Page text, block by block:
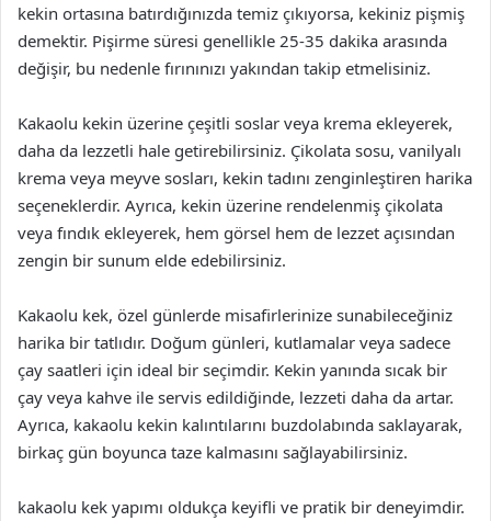
kekin ortasına batırdığınızda temiz çıkıyorsa, kekiniz pişmiş
demektir. Pişirme süresi genellikle 25-35 dakika arasında
değişir, bu nedenle fırınınızı yakından takip etmelisiniz.
Kakaolu kekin üzerine çeşitli soslar veya krema ekleyerek,
daha da lezzetli hale getirebilirsiniz. Çikolata sosu, vanilyalı
krema veya meyve sosları, kekin tadını zenginleştiren harika
seçeneklerdir. Ayrıca, kekin üzerine rendelenmiş çikolata
veya fındık ekleyerek, hem görsel hem de lezzet açısından
zengin bir sunum elde edebilirsiniz.
Kakaolu kek, özel günlerde misafirlerinize sunabileceğiniz
harika bir tatlıdır. Doğum günleri, kutlamalar veya sadece
çay saatleri için ideal bir seçimdir. Kekin yanında sıcak bir
çay veya kahve ile servis edildiğinde, lezzeti daha da artar.
Ayrıca, kakaolu kekin kalıntılarını buzdolabında saklayarak,
birkaç gün boyunca taze kalmasını sağlayabilirsiniz.
kakaolu kek yapımı oldukça keyifli ve pratik bir deneyimdir.